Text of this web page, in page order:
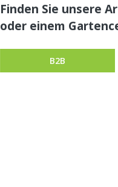
Finden Sie unsere
oder einem
B2B